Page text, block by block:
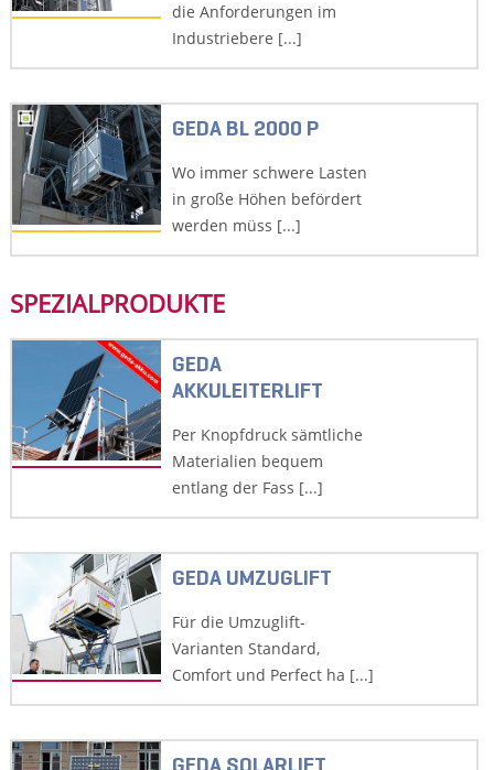
die Anforderungen im
Industriebere [...]
GEDA BL 2000 P
Wo immer schwere Lasten
in große Höhen befördert
werden müss [...]
SPEZIALPRODUKTE
GEDA
AKKULEITERLIFT
Per Knopfdruck sämtliche
Materialien bequem
entlang der Fass [...]
GEDA UMZUGLIFT
Für die Umzuglift-
Varianten Standard,
Comfort und Perfect ha [...]